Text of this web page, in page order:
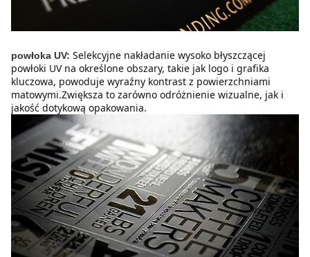
powłoka UV: Selekcyjne nakładanie wysoko błyszczącej
powłoki UV na określone obszary, takie jak logo i grafika
kluczowa, powoduje wyraźny kontrast z powierzchniami
matowymi.Zwiększa to zarówno odróżnienie wizualne, jak i
jakość dotykową opakowania.